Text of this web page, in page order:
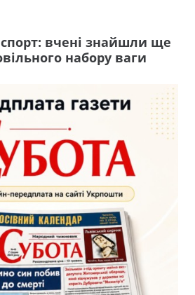
спорт: вчені знайшли ще
набору ваги